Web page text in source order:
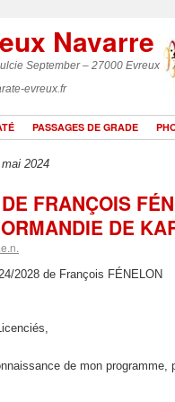
Navarre
September – 27000 Evreux
evreux.fr
PASSAGES DE GRADE
mai 2024
FRANÇOIS
DE
2028 de François FÉNELON
de mon programme,